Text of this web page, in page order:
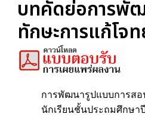
บทคัดย่อการพั
ทักษะการแก้โ
การพัฒนารูปแบบการสอ
นักเรียนชั้นประถมศึกษา